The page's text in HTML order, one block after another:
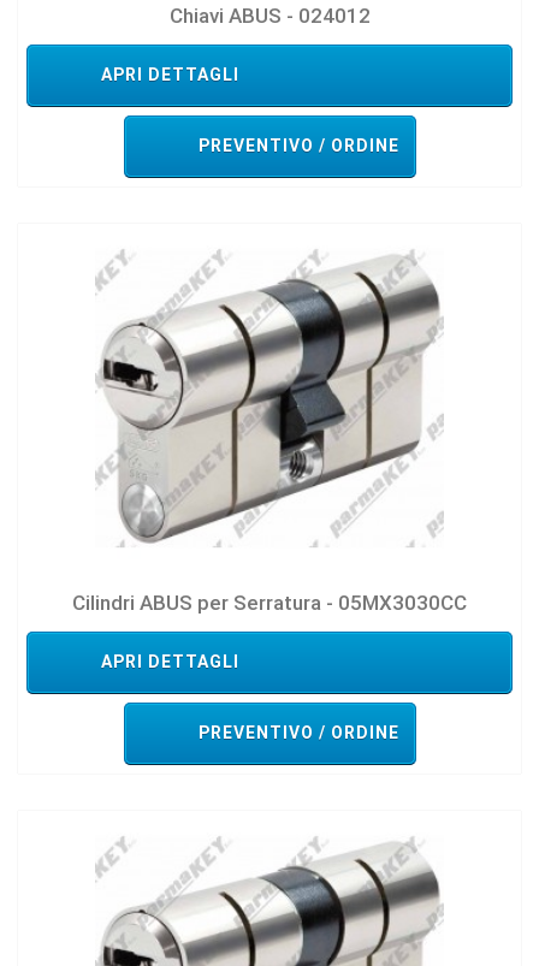
Chiavi ABUS - 024012
APRI DETTAGLI
PREVENTIVO / ORDINE
Cilindri ABUS per Serratura - 05MX3030CC
APRI DETTAGLI
PREVENTIVO / ORDINE